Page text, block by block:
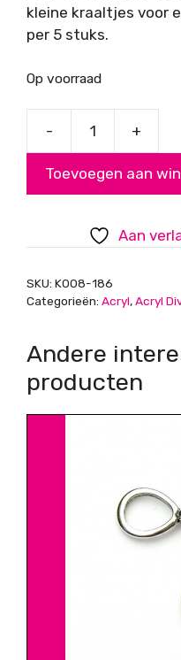
kleine kraaltjes voor
per 5 stuks.
Op voorraad
- +
Toevoegen aan
Aan
SKU: K008-186
Categorieën: Acryl,Acryl
Andere
producten